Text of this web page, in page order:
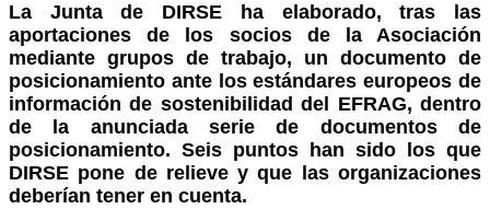
La Junta de DIRSE ha elaborado, tras las
aportaciones de los socios de la Asociación
mediante grupos de trabajo, un documento de
posicionamiento ante los estándares europeos de
información de sostenibilidad del EFRAG, dentro
de la anunciada serie de documentos de
posicionamiento. Seis puntos han sido los que
DIRSE pone de relieve y que las organizaciones
deberían tener en cuenta.